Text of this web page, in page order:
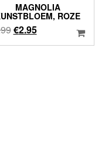
MAGNOLIA
ROZE
Oorspronkelijke
prijs
€2.95Huidige
prijs